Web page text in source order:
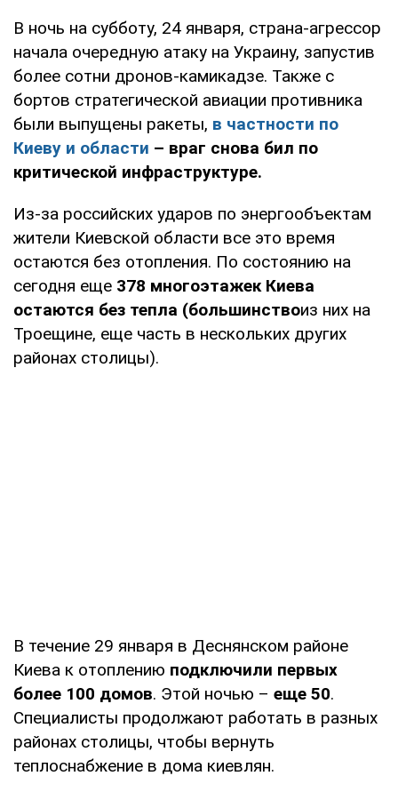
В ночь на субботу, 24 января, страна-агрессор
начала очередную атаку на Украину, запустив
более сотни дронов-камикадзе. Также с
бортов стратегической авиации противника
были выпущены ракеты, в частности по
Киеву и области – враг снова бил по
критической инфраструктуре.
Из-за российских ударов по энергообъектам
жители Киевской области все это время
остаются без отопления. По состоянию на
сегодня еще 378 многоэтажек Киева
остаются без тепла (большинствоиз них на
Троещине, еще часть в нескольких других
районах столицы).
В течение 29 января в Деснянском районе
Киева к отоплению подключили первых
более 100 домов. Этой ночью – еще 50.
Специалисты продолжают работать в разных
районах столицы, чтобы вернуть
теплоснабжение в дома киевлян.